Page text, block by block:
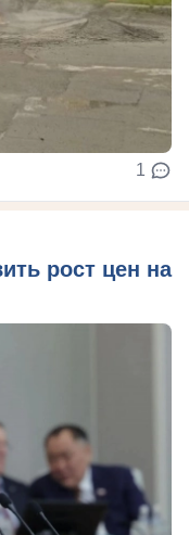
1
рост цен на